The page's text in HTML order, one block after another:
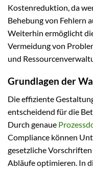
Kostenreduktion, da
Behebung von Fehlern
Weiterhin ermöglicht
Vermeidung von
und
Grundlagen der
Die effiziente
entscheidend für die
Durch genaue
Compliance können
gesetzliche
Abläufe optimieren. In